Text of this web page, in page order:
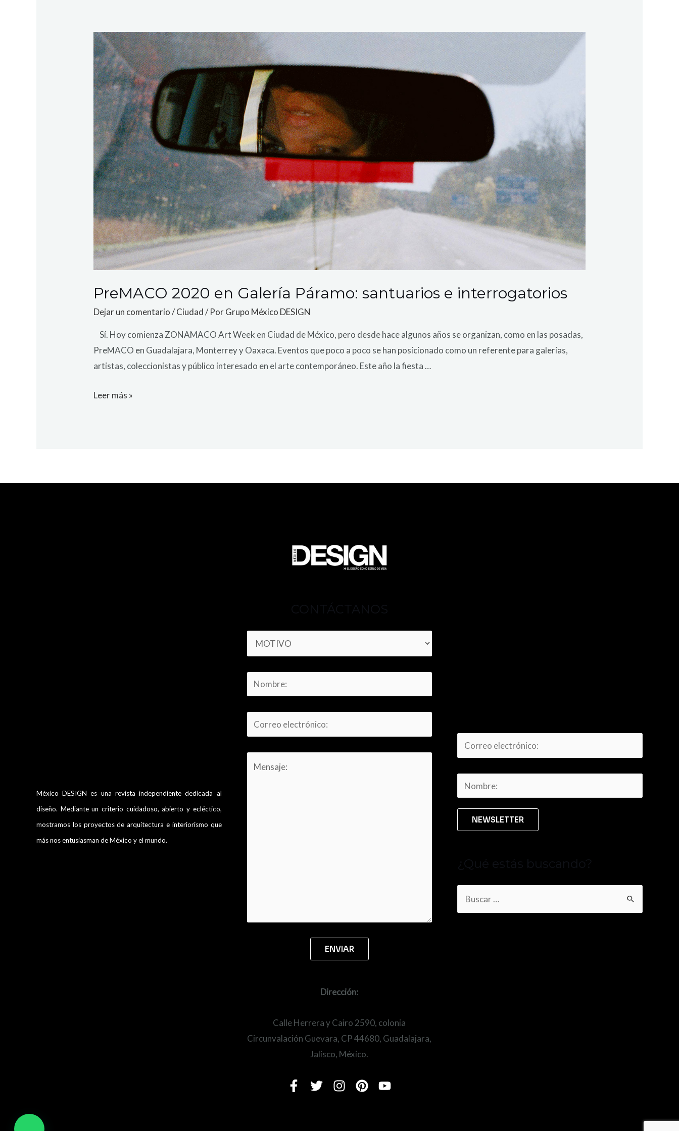
PreMACO 2020 en Galería Páramo: santuarios e interrogatorios
Dejar un comentario /Ciudad/ PorGrupo México DESIGN
Sí. Hoy comienza ZONAMACO Art Week en Ciudad de México, pero desde hace algunos años se organizan, como en las posadas,
PreMACO en Guadalajara, Monterrey y Oaxaca. Eventos que poco a poco se han posicionado como un referente para galerías,
artistas, coleccionistas y público interesado en el arte contemporáneo. Este año la fiesta …
Leer más »
México DESIGN es una revista independiente dedicada al
diseño. Mediante un criterio cuidadoso, abierto y ecléctico,
mostramos los proyectos de arquitectura e interiorismo que
más nos entusiasman de México y el mundo.
CONTÁCTANOS
Dirección:
Calle Herrera y Cairo 2590, colonia
Circunvalación Guevara, CP 44680, Guadalajara,
Jalisco, México.
¿Qué estás buscando?